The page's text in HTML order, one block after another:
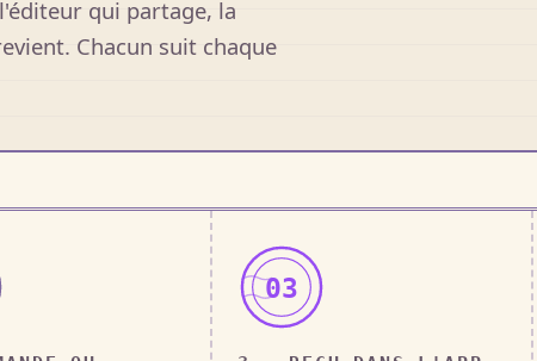
qui partage, la
Chacun suit chaque
03